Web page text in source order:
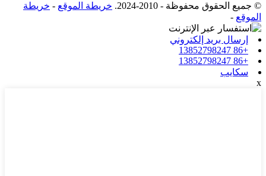
© جميع الحقوق محفوظة - 2010-2024. خريطة الموقع - خريطة
الموقع -
إرسال بريد إلكتروني
+86 13852798247
+86 13852798247
سكايب
x